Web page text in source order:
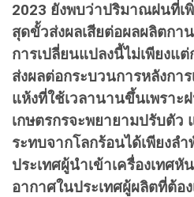
2023 ยังพบว่าปริมาณฝนที่เ
สุดขั้วส่งผลเสียต่อผลผลิตกา
การเปลี่ยนแปลงนี้ไม่เพียงแ
ส่งผลต่อกระบวนการหลังกา
แห้งที่ใช้เวลานานขึ้นเพราะ
เกษตรกรจะพยายามปรับตัว
ระทบจากโลกร้อนได้เพียงลำ
ประเทศผู้นำเข้าเครื่องเทศ
อากาศในประเทศผู้ผลิตที่ต้อ